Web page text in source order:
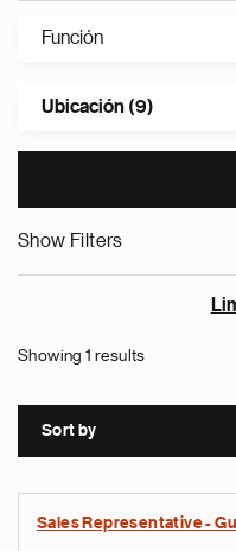
Función
Ubicación (9)
Show Filters
Showing 1 results
Sort by
Sales Representative -